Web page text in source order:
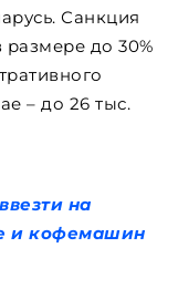
Санкция
размере до 30%
– до 26 тыс.
на
и кофемашин